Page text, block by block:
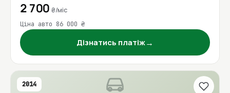
2 700₴/міс
Ціна авто 86 000 ₴
Дізнатись платіж→
2014